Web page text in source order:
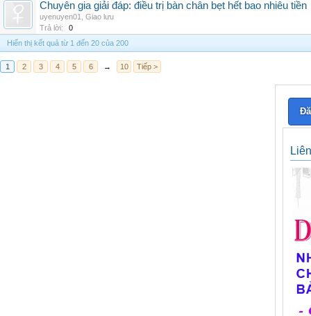
Chuyên gia giải đáp: điều trị bàn chân bẹt hết bao nhiêu tiền
uyenuyen01
Giao lưu
Trả lời:
0
Hiển thị kết quả từ 1 đến 20 của 200
1 2 3 4 5 6 → 10 Tiếp >